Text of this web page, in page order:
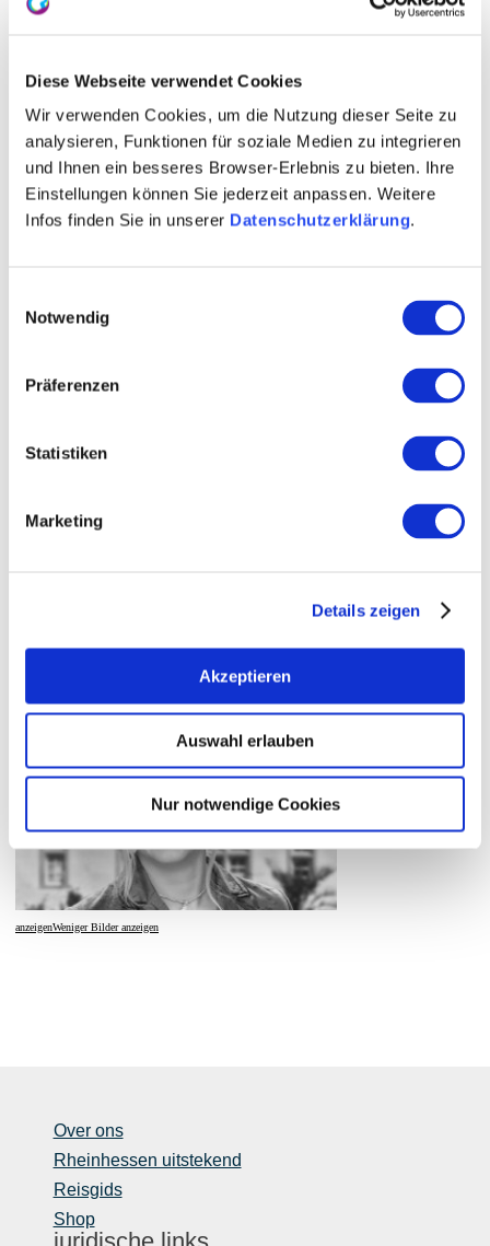
Diese Webseite verwendet Cookies
Wir verwenden Cookies, um die Nutzung dieser Seite zu
analysieren, Funktionen für soziale Medien zu integrieren
und Ihnen ein besseres Browser-Erlebnis zu bieten. Ihre
Einstellungen können Sie jederzeit anpassen. Weitere
Infos finden Sie in unserer Datenschutzerklärung.
Notwendig
Präferenzen
Statistiken
Marketing
Details zeigen
Akzeptieren
Auswahl erlauben
Nur notwendige Cookies
Rheinhessische Weinkönigin 2004 - 2005 met haar
Rheinhessische Weinprinzessinnen 2004/05:
Linda Spohr van Worms
Michaela Stabel uit Westhofen
Sonja Bauer uit Ockenheim
anzeigenWeniger Bilder anzeigen
Over ons
Rheinhessen uitstekend
Reisgids
Shop